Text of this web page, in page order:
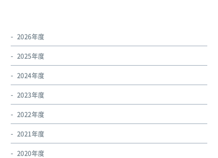
2026年度
2025年度
2024年度
2023年度
2022年度
2021年度
2020年度